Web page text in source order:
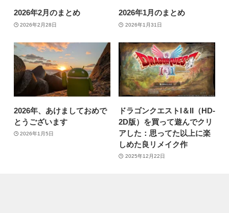
2026年2月のまとめ
2026年2月28日
2026年1月のまとめ
2026年1月31日
2026年、あけましておめで
とうございます
2026年1月5日
ドラゴンクエストI＆II（HD-
2D版）を買って遊んでクリ
アした：思ってた以上に楽
しめた良リメイク作
2025年12月22日